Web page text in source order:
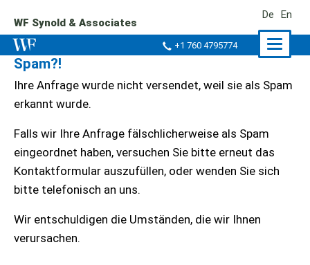
WF Synold & Associates
+1 760 4795774
De En
Spam?!
Ihre Anfrage wurde nicht versendet, weil sie als Spam
erkannt wurde.
Falls wir Ihre Anfrage fälschlicherweise als Spam
eingeordnet haben, versuchen Sie bitte erneut das
Kontaktformular auszufüllen, oder wenden Sie sich
bitte telefonisch an uns.
Wir entschuldigen die Umständen, die wir Ihnen
verursachen.